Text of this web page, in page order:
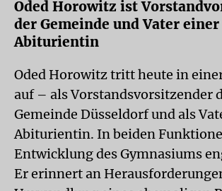
Oded Horowitz ist
der Gemeinde und Vater einer
Abiturientin
Oded Horowitz tritt heute in
auf – als Vorstandsvorsitzender
Gemeinde Düsseldorf und als
Abiturientin. In beiden
Entwicklung des Gymnasiums
Er erinnert an